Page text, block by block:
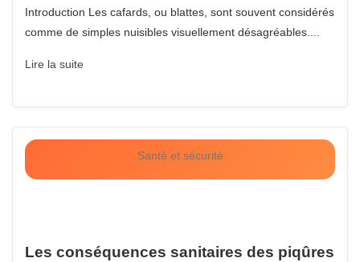
Introduction Les cafards, ou blattes, sont souvent considérés
comme de simples nuisibles visuellement désagréables....
Lire la suite
Santé et sécurité
Les conséquences sanitaires des piqûres